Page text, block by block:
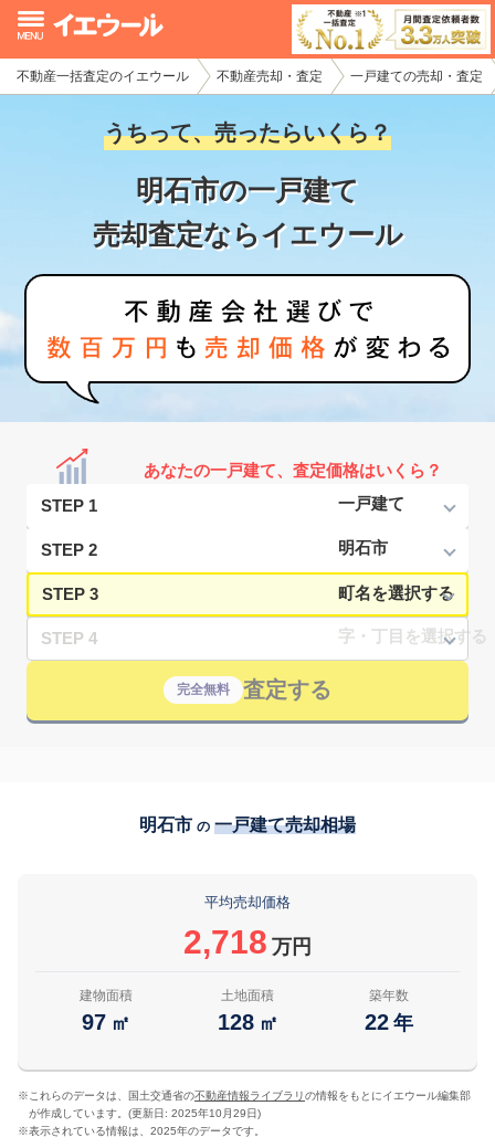
不動産一括査定のイエウール 不動産売却・査定 一戸建ての売却・査定
うちって、売ったらいくら？
明石市の一戸建て
売却査定ならイエウール
あなたの一戸建て、査定価格はいくら？
STEP 1
STEP 2
STEP 3
STEP 4
完全無料 査定する
明石市 の 一戸建て売却相場
平均売却価格
2,718 万円
建物面積
97 ㎡
土地面積
128 ㎡
築年数
22 年
※ これらのデータは、国土交通省の不動産情報ライブラリの情報をもとにイエウール編集部
が作成しています。(更新日: 2025年10月29日)
※表示されている情報は、2025年のデータです。
イエウール加盟希望の不動産会社様
初めての方へ
不動産売却の流れ
不動産の売却・一括査定
家査定シミュレーター
お問い合わせ